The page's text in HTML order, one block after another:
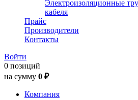
Электроизоляционные
кабеля
Прайс
Производители
Контакты
Войти
0 позиций
на сумму 0 ₽
Компания